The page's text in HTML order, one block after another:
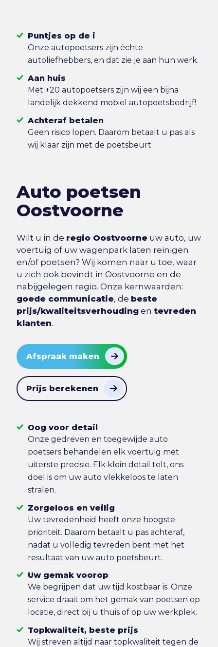
Puntjes op de i
Onze autopoetsers zijn échte
autoliefhebbers, en dat zie je aan hun werk.
Aan huis
Met +20 autopoetsers zijn wij een bijna
landelijk dekkend mobiel autopoetsbedrijf!
Achteraf betalen
Geen risico lopen. Daarom betaalt u pas als
wij klaar zijn met de poetsbeurt.
Auto poetsen
Oostvoorne
Wilt u in de regio Oostvoorneuw auto, uw
voertuig of uw wagenpark laten reinigen
en/of poetsen? Wij komen naar u toe, waar
u zich ook bevindt in Oostvoorne en de
nabijgelegen regio. Onze kernwaarden:
goede communicatie, de beste
prijs/kwaliteitsverhoudingen tevreden
klanten.
Afspraak maken
Prijs berekenen
Oog voor detail
Onze gedreven en toegewijde auto
poetsers behandelen elk voertuig met
uiterste precisie. Elk klein detail telt, ons
doel is om uw auto vlekkeloos te laten
stralen.
Zorgeloos en veilig
Uw tevredenheid heeft onze hoogste
prioriteit. Daarom betaalt u pas achteraf,
nadat u volledig tevreden bent met het
resultaat van uw auto poetsbeurt.
Uw gemak voorop
We begrijpen dat uw tijd kostbaar is. Onze
service draait om het gemak van poetsen op
locatie, direct bij u thuis of op uw werkplek.
Topkwaliteit, beste prijs
Wij streven altijd naar topkwaliteit tegen de